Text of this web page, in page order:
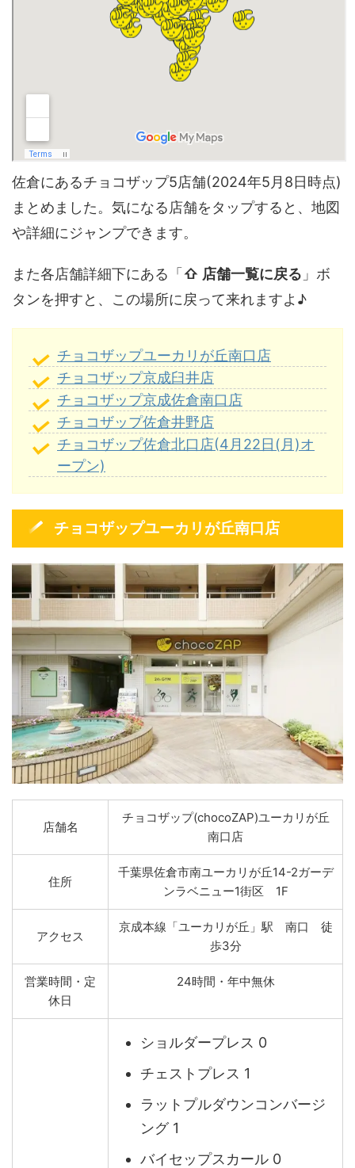
佐倉にあるチョコザップ5店舗(2024年5月8日時点)
まとめました。気になる店舗をタップすると、地図
や詳細にジャンプできます。
また各店舗詳細下にある「⇧ 店舗一覧に戻る 」ボ
タンを押すと、この場所に戻って来れますよ♪
チョコザップユーカリが丘南口店
チョコザップ京成臼井店
チョコザップ京成佐倉南口店
チョコザップ佐倉井野店
チョコザップ佐倉北口店(4月22日(月)オ
ープン)
チョコザップユーカリが丘南口店
店舗名
チョコザップ(chocoZAP)ユーカリが丘
南口店
住所
千葉県佐倉市南ユーカリが丘14-2ガーデ
ンラベニュー1街区 1F
アクセス
京成本線「ユーカリが丘」駅 南口 徒
歩3分
営業時間・定
休日
24時間・年中無休
ショルダープレス 0
チェストプレス 1
ラットプルダウンコンバージ
ング 1
バイセップスカール 0